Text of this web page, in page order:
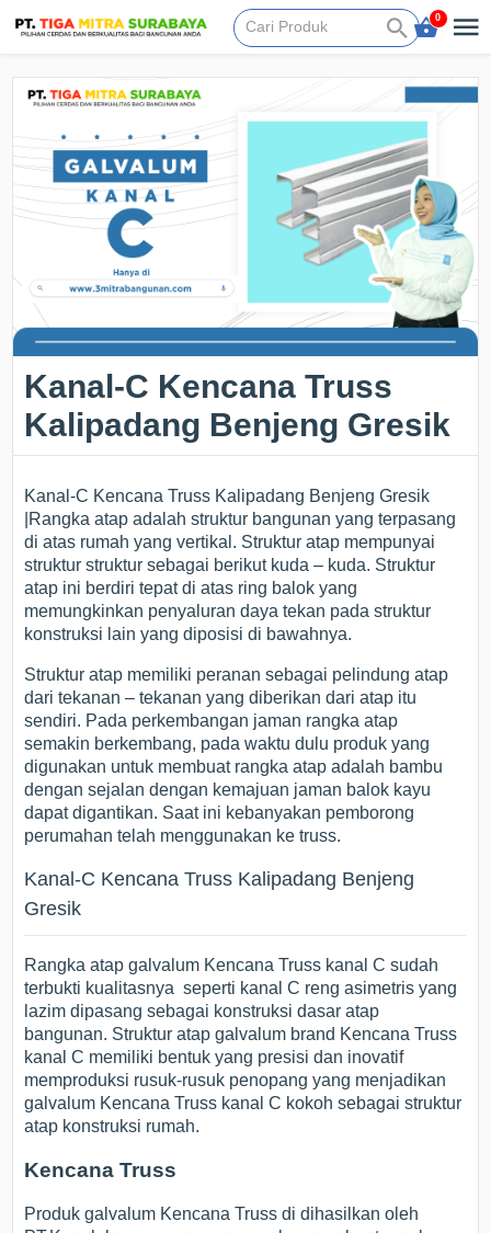
0
Kanal-C Kencana Truss
Kalipadang Benjeng Gresik
Kanal-C Kencana Truss Kalipadang Benjeng Gresik
|Rangka atap adalah struktur bangunan yang terpasang
di atas rumah yang vertikal. Struktur atap mempunyai
struktur struktur sebagai berikut kuda – kuda. Struktur
atap ini berdiri tepat di atas ring balok yang
memungkinkan penyaluran daya tekan pada struktur
konstruksi lain yang diposisi di bawahnya.
Struktur atap memiliki peranan sebagai pelindung atap
dari tekanan – tekanan yang diberikan dari atap itu
sendiri. Pada perkembangan jaman rangka atap
semakin berkembang, pada waktu dulu produk yang
digunakan untuk membuat rangka atap adalah bambu
dengan sejalan dengan kemajuan jaman balok kayu
dapat digantikan. Saat ini kebanyakan pemborong
perumahan telah menggunakan ke truss.
Kanal-C Kencana Truss Kalipadang Benjeng
Gresik
Rangka atap galvalum Kencana Truss kanal C sudah
terbukti kualitasnya seperti kanal C reng asimetris yang
lazim dipasang sebagai konstruksi dasar atap
bangunan. Struktur atap galvalum brand Kencana Truss
kanal C memiliki bentuk yang presisi dan inovatif
memproduksi rusuk-rusuk penopang yang menjadikan
galvalum Kencana Truss kanal C kokoh sebagai struktur
atap konstruksi rumah.
Kencana Truss
Produk galvalum Kencana Truss di dihasilkan oleh